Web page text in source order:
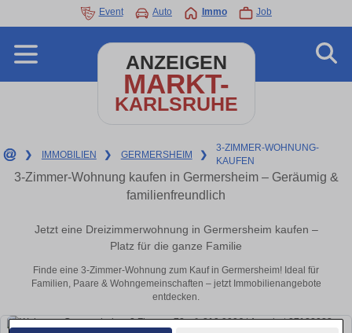
Event Auto Immo Job
ANZEIGEN
MARKT-
KARLSRUHE
❯ IMMOBILIEN ❯ GERMERSHEIM ❯
3-ZIMMER-WOHNUNG-
KAUFEN
3-Zimmer-Wohnung kaufen in Germersheim – Geräumig &
familienfreundlich
Jetzt eine Dreizimmerwohnung in Germersheim kaufen –
Platz für die ganze Familie
Finde eine 3-Zimmer-Wohnung zum Kauf in Germersheim! Ideal für
Familien, Paare & Wohngemeinschaften – jetzt Immobilienangebote
entdecken.